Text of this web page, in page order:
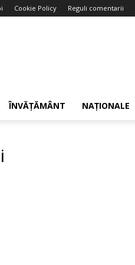
Cookie Policy Reguli comentarii
ÎNVĂȚĂMÂNT NAȚIONALE